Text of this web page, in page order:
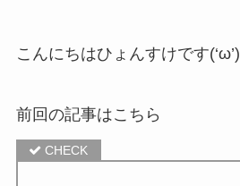
こんにちはひょんすけです(‘ω’)
前回の記事はこちら